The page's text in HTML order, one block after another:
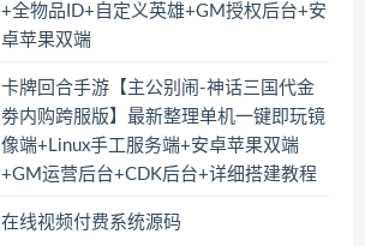
+全物品ID+自定义英雄+GM授权后台+安
卓苹果双端
卡牌回合手游【主公别闹-神话三国代金
劵内购跨服版】最新整理单机一键即玩镜
像端+Linux手工服务端+安卓苹果双端
+GM运营后台+CDK后台+详细搭建教程
在线视频付费系统源码